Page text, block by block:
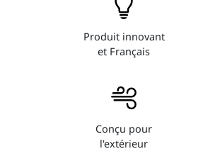
Produit innovant
et Français
Conçu pour
l'extérieur